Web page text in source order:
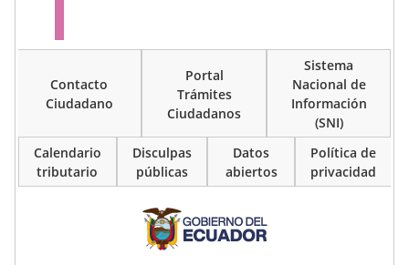
Contacto
Ciudadano
Portal
Trámites
Ciudadanos
Sistema
Nacional de
Información
(SNI)
Calendario
tributario
Disculpas
públicas
Datos
abiertos
Política de
privacidad